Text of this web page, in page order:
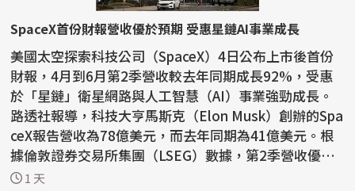
SpaceX首份財報營收優於預期 受惠星鏈AI事業成長
美國太空探索科技公司（SpaceX）4日公布上市後首份
財報，4月到6月第2季營收較去年同期成長92%，受惠
於「星鏈」衛星網路與人工智慧（AI）事業強勁成長。
路透社報導，科技大亨馬斯克（Elon Musk）創辦的Spa
ceX報告營收為78億美元，而去年同期為41億美元。根
據倫敦證券交易所集團（LSEG）數據，第2季營收優於
市場預期的...
1 天